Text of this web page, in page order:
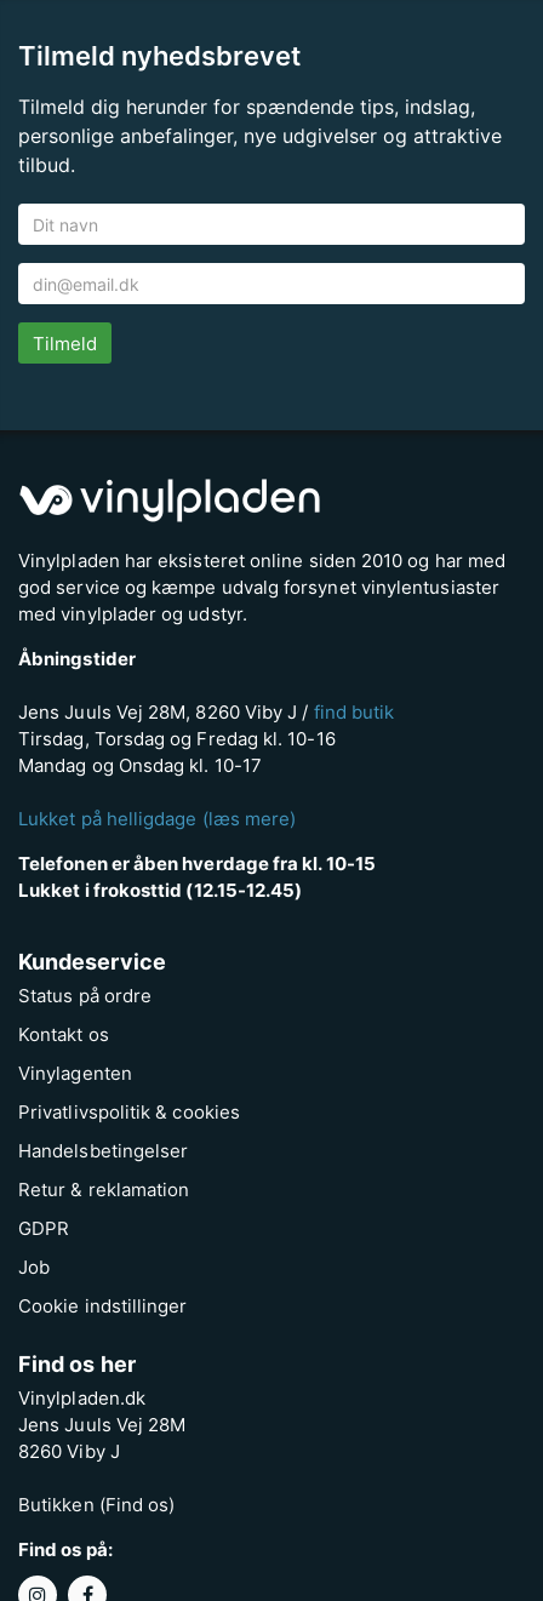
Tilmeld nyhedsbrevet
Tilmeld dig herunder for spændende tips, indslag,
personlige anbefalinger, nye udgivelser og attraktive
tilbud.
Tilmeld
Vinylpladen har eksisteret online siden 2010 og har med
god service og kæmpe udvalg forsynet vinylentusiaster
med vinylplader og udstyr.
Åbningstider
Jens Juuls Vej 28M, 8260 Viby J / find butik
Tirsdag, Torsdag og Fredag kl. 10-16
Mandag og Onsdag kl. 10-17
Lukket på helligdage (læs mere)
Telefonen er åben hverdage fra kl. 10-15
Lukket i frokosttid (12.15-12.45)
Kundeservice
Status på ordre
Kontakt os
Vinylagenten
Privatlivspolitik & cookies
Handelsbetingelser
Retur & reklamation
GDPR
Job
Cookie indstillinger
Find os her
Vinylpladen.dk
Jens Juuls Vej 28M
8260 Viby J
Butikken (Find os)
Find os på: